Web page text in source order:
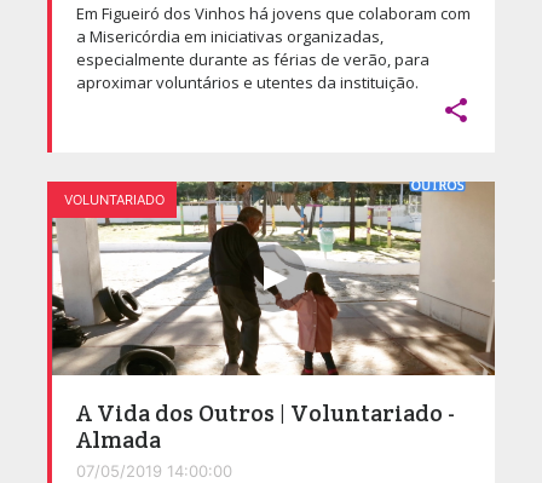
Em Figueiró dos Vinhos há jovens que colaboram com
a Misericórdia em iniciativas organizadas,
especialmente durante as férias de verão, para
aproximar voluntários e utentes da instituição.

VOLUNTARIADO
A Vida dos Outros | Voluntariado -
Almada
07/05/2019 14:00:00